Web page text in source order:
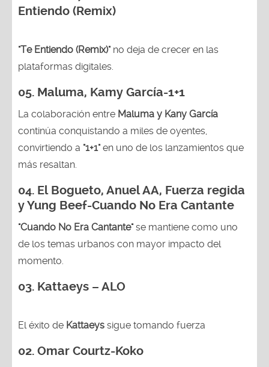
Entiendo (Remix)
"Te Entiendo (Remix)"no deja de crecer en las
plataformas digitales.
05. Maluma, Kamy García-1+1
La colaboración entre Maluma y Kany García
continúa conquistando a miles de oyentes,
convirtiendo a "1+1"en uno de los lanzamientos que
más resaltan.
04. El Bogueto, Anuel AA, Fuerza regida
y Yung Beef-Cuando No Era Cantante
"Cuando No Era Cantante"se mantiene como uno
de los temas urbanos con mayor impacto del
momento.
03. Kattaeys – ALO
El éxito de Kattaeys sigue tomando fuerza
02. Omar Courtz-Koko